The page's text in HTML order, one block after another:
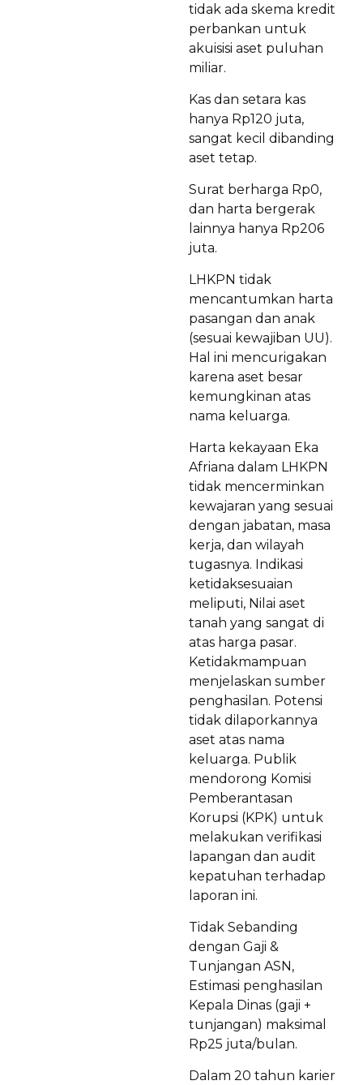
tidak ada skema kredit
perbankan untuk
akuisisi aset puluhan
miliar.
Kas dan setara kas
hanya Rp120 juta,
sangat kecil dibanding
aset tetap.
Surat berharga Rp0,
dan harta bergerak
lainnya hanya Rp206
juta.
LHKPN tidak
mencantumkan harta
pasangan dan anak
(sesuai kewajiban UU).
Hal ini mencurigakan
karena aset besar
kemungkinan atas
nama keluarga.
Harta kekayaan Eka
Afriana dalam LHKPN
tidak mencerminkan
kewajaran yang sesuai
dengan jabatan, masa
kerja, dan wilayah
tugasnya. Indikasi
ketidaksesuaian
meliputi, Nilai aset
tanah yang sangat di
atas harga pasar.
Ketidakmampuan
menjelaskan sumber
penghasilan. Potensi
tidak dilaporkannya
aset atas nama
keluarga. Publik
mendorong Komisi
Pemberantasan
Korupsi (KPK) untuk
melakukan verifikasi
lapangan dan audit
kepatuhan terhadap
laporan ini.
Tidak Sebanding
dengan Gaji &
Tunjangan ASN,
Estimasi penghasilan
Kepala Dinas (gaji +
tunjangan) maksimal
Rp25 juta/bulan.
Dalam 20 tahun karier